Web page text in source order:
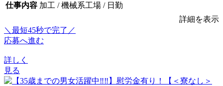
仕事内容 加工 / 機械系工場 / 日勤
詳細を表示
＼最短45秒で完了／
応募へ進む
詳しく
見る